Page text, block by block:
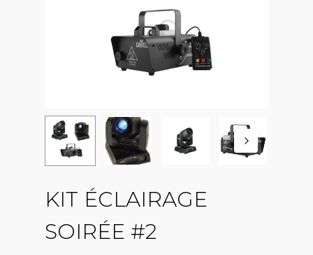
KIT ÉCLAIRAGE
SOIRÉE #2